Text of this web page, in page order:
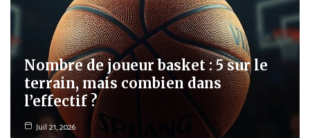
Nombre de joueur basket : 5 sur le
terrain, mais combien dans
l’effectif ?
Juil 21, 2026